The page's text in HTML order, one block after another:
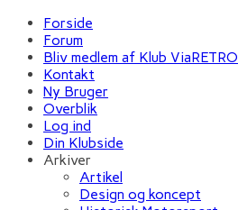
Forside
Forum
Bliv medlem af Klub ViaRETRO
Kontakt
Ny Bruger
Overblik
Log ind
Din Klubside
Arkiver
Artikel
Design og koncept